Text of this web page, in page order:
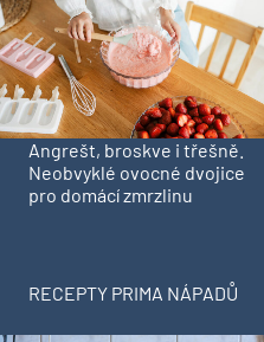
Angrešt, broskve i třešně.
Neobvyklé ovocné dvojice
pro domácí zmrzlinu
RECEPTY PRIMA NÁPADŮ